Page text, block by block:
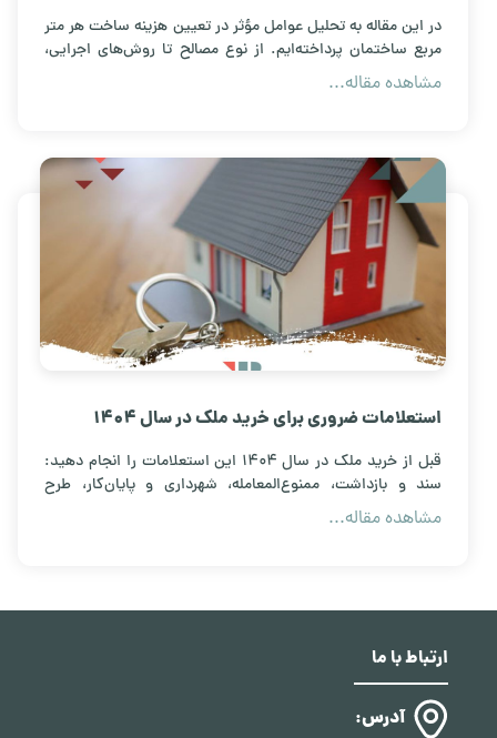
در این مقاله به تحلیل عوامل مؤثر در تعیین هزینه ساخت هر متر
مربع ساختمان پرداخته‌ایم. از نوع مصالح تا روش‌های اجرایی،
تمام جزئیات را مورد بررسی قرار می‌دهیم.
مشاهده مقاله...
استعلامات ضروری برای خرید ملک در سال 1404
قبل از خرید ملک در سال ۱۴۰۴ این استعلامات را انجام دهید:
سند و بازداشت، ممنوع‌المعامله، شهرداری و پایان‌کار، طرح
تفصیلی، بدهی‌ها و انشعابات.
مشاهده مقاله...
ارتباط با ما
آدرس: